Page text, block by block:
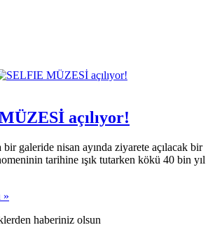
açılıyor!
bir galeride nisan ayında ziyarete açılacak bir
tarihine ışık tutarken kökü 40 bin yıl
»
haberiniz olsun